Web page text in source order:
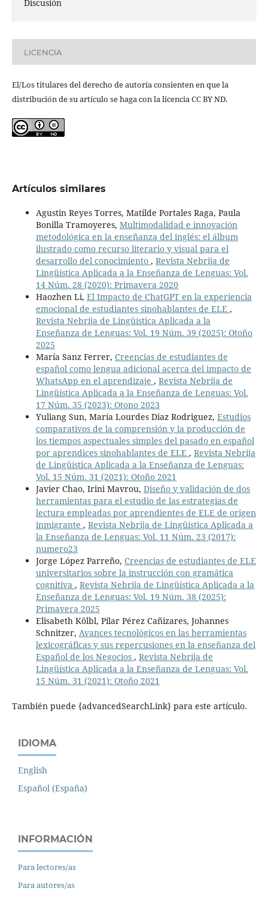
Discusión
LICENCIA
El/Los titulares del derecho de autoría consienten en que la
distribución de su artículo se haga con la licencia CC BY ND.
Artículos similares
Agustin Reyes Torres, Matilde Portales Raga, Paula
Bonilla Tramoyeres, Multimodalidad e innovación
metodológica en la enseñanza del inglés: el álbum
ilustrado como recurso literario y visual para el
desarrollo del conocimiento , Revista Nebrija de
Lingüística Aplicada a la Enseñanza de Lenguas: Vol.
14 Núm. 28 (2020): Primavera 2020
Haozhen Li, El Impacto de ChatGPT en la experiencia
emocional de estudiantes sinohablantes de ELE ,
Revista Nebrija de Lingüística Aplicada a la
Enseñanza de Lenguas: Vol. 19 Núm. 39 (2025): Otoño
2025
María Sanz Ferrer, Creencias de estudiantes de
español como lengua adicional acerca del impacto de
WhatsApp en el aprendizaje , Revista Nebrija de
Lingüística Aplicada a la Enseñanza de Lenguas: Vol.
17 Núm. 35 (2023): Otono 2023
Yuliang Sun, María Lourdes Diaz Rodriguez, Estudios
comparativos de la comprensión y la producción de
los tiempos aspectuales simples del pasado en español
por aprendices sinohablantes de ELE , Revista Nebrija
de Lingüística Aplicada a la Enseñanza de Lenguas:
Vol. 15 Núm. 31 (2021): Otoño 2021
Javier Chao, Irini Mavrou, Diseño y validación de dos
herramientas para el estudio de las estrategias de
lectura empleadas por aprendientes de ELE de origen
inmigrante , Revista Nebrija de Lingüística Aplicada a
la Enseñanza de Lenguas: Vol. 11 Núm. 23 (2017):
numero23
Jorge López Parreño, Creencias de estudiantes de ELE
universitarios sobre la instrucción con gramática
cognitiva , Revista Nebrija de Lingüística Aplicada a la
Enseñanza de Lenguas: Vol. 19 Núm. 38 (2025):
Primavera 2025
Elisabeth Kölbl, Pilar Pérez Cañizares, Johannes
Schnitzer, Avances tecnológicos en las herramientas
lexicográficas y sus repercusiones en la enseñanza del
Español de los Negocios , Revista Nebrija de
Lingüística Aplicada a la Enseñanza de Lenguas: Vol.
15 Núm. 31 (2021): Otoño 2021
También puede {advancedSearchLink} para este artículo.
IDIOMA
English
Español (España)
INFORMACIÓN
Para lectores/as
Para autores/as